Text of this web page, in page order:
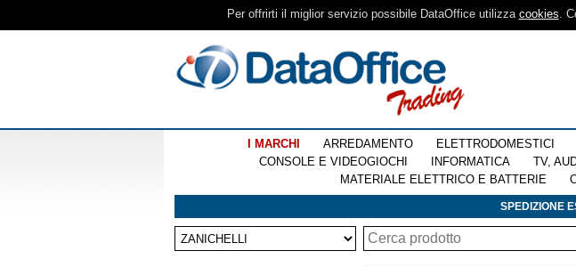
Per offrirti il miglior servizio possibile DataOffice utilizza cookies.
I MARCHI ARREDAMENTO ELETTRODOMESTICI
CONSOLE E VIDEOGIOCHI
INFORMATICA TV,
MATERIALE ELETTRICO E BATTERIE
SPEDIZIONE